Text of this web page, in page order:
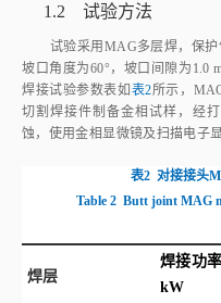
1.2 试验方法
试验采用MAG多层焊，保护
坡口角度为60°，坡口间隙为1.0
焊接试验参数表如 表2所示，
切割焊接件制备金相试样，经
蚀，使用金相显微镜及扫描电子
表2 对接接头
Table 2 Butt joint MAG
焊层
焊接功
kW